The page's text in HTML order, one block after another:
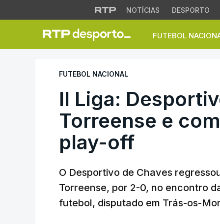
NOTÍCIAS DESPORTO
FUTEBOL
II Liga:
FUTEBOL NACIONAL
II Liga:
Torreense e
play-off
O Desportivo de Chaves
Torreense, por 2-0, no encontro
futebol, disputado em Trás-os-